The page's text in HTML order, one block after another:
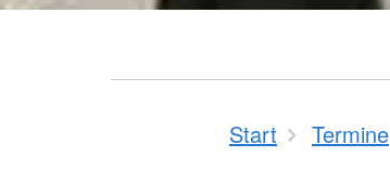
Start Termine